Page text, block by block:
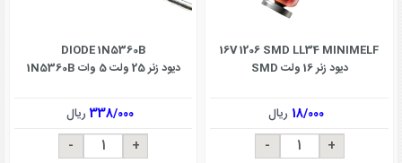
16V 1206 SMD LL34 MINIMELF
دیود زنر 16 ولت SMD
18/000 ریال
DIODE 1N5360B
دیود زنر 25 ولت 5 وات 1N5360B
338/000ریال